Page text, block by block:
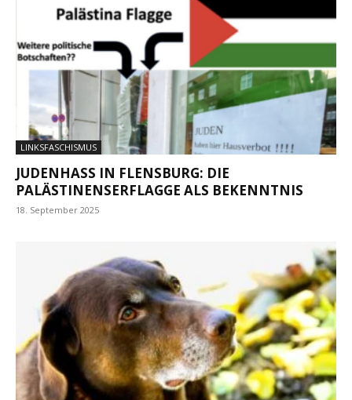
LINKSFASCHISMUS
JUDENHASS IN FLENSBURG: DIE
PALÄSTINENSERFLAGGE ALS BEKENNTNIS
18. September 2025